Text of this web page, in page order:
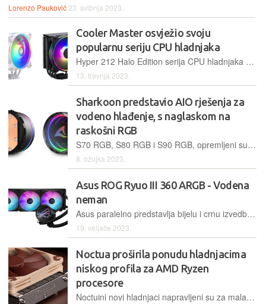
Lorenzo Pauković 23. svibnja 2023.
Cooler Master osvježio svoju
popularnu seriju CPU hladnjaka
Hyper 212 Halo Edition serija CPU hladnjaka dolazi u crnoj i bijeloj boji, s nadograđenom verzijom Halo ventilatora
13. travnja 2023.
Sharkoon predstavio AIO rješenja za
vodeno hlađenje, s naglaskom na
raskošni RGB
S70 RGB, S80 RGB i S90 RGB, opremljeni su adresibilnim RGB PWM ventilatorima visokih performansi, vodenim blokom s bakrenom pločom i fleksibilnom, tekstilno upletenom cijevi
8. ožujka 2023.
Asus ROG Ryuo III 360 ARGB - Vodena
neman
Asus paralelno predstavlja bijelu i crnu izvedbu treće generacije vodenog hlađenja Ryuo, čija 360-milimetarska varijanta impresionira performansama
19. veljače 2023.
Noctua proširila ponudu hladnjacima
niskog profila za AMD Ryzen
procesore
Noctuini novi hladnjaci napravljeni su za mala kućišta i nove AMD-ove Ryzen procesore temeljene na Socketu AM5